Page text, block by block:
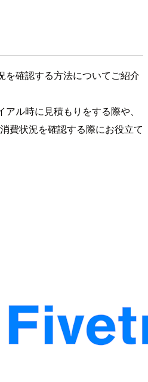
を確認する方法についてご紹介
ル時に見積もりをする際や、
費状況を確認する際にお役立て